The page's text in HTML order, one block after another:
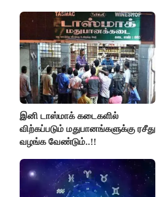
கோரிக்கை!
இனி டாஸ்மாக் கடைகளில்
விற்கப்படும் மதுபானங்களுக்கு ரசீது
வழங்க வேண்டும்..!!